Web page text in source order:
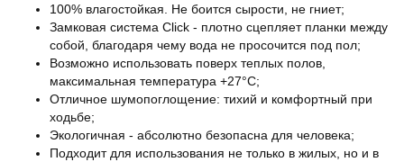
100% влагостойкая. Не боится сырости, не гниет;
Замковая система Click - плотно сцепляет планки между
собой, благодаря чему вода не просочится под пол;
Возможно использовать поверх теплых полов,
максимальная температура +27°С;
Отличное шумопоглощение: тихий и комфортный при
ходьбе;
Экологичная - абсолютно безопасна для человека;
Подходит для использования не только в жилых, но и в